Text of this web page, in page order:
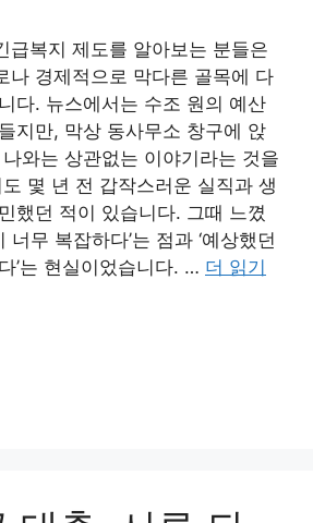
급복지 제도를 알아보는 분들은
나 경제적으로 막다른 골목에 다
다. 뉴스에서는 수조 원의 예산
지만, 막상 동사무소 창구에 앉
와는 상관없는 이야기라는 것을
몇 년 전 갑작스러운 실직과 생
했던 적이 있습니다. 그때 느꼈
너무 복잡하다’는 점과 ‘예상했던
’는 현실이었습니다. … 더 읽기